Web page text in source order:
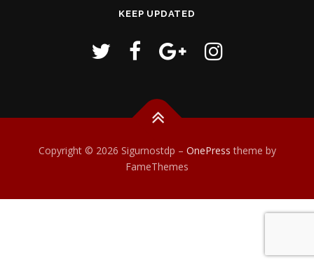
KEEP UPDATED
Copyright © 2026 Sigurnostdp – OnePress theme by
FameThemes